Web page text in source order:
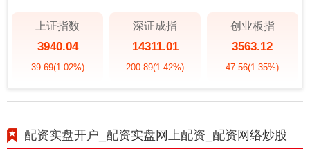
上证指数
3940.04
39.69(1.02%)
深证成指
14311.01
200.89(1.42%)
创业板指
3563.12
47.56(1.35%)
配资实盘开户_配资实盘网上配资_配资网络炒股